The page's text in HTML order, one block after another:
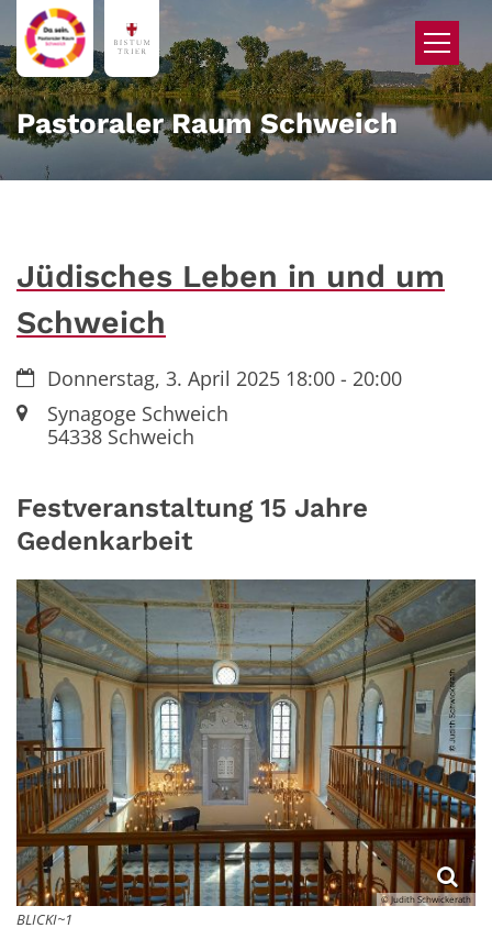
Zum Inhalt springen
Pastoraler Raum Schweich
Jüdisches Leben in und um
Schweich
Datum:Donnerstag, 3. April 2025 18:00 - 20:00
Ort:Synagoge Schweich
54338Schweich
Festveranstaltung 15 Jahre
Gedenkarbeit
© Judith Schwickerath
BLICKI~1